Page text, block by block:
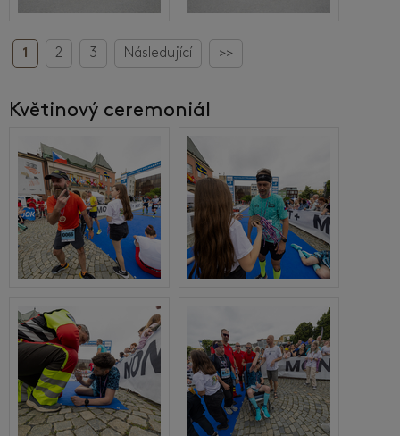
1 2 3 Následující >>
Květinový ceremoniál